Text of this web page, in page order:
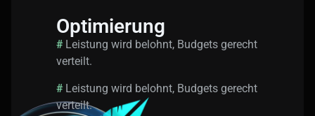
Optimierung
# Leistung wird belohnt, Budgets gerecht
verteilt.
# Leistung wird belohnt, Budgets gerecht
verteilt.